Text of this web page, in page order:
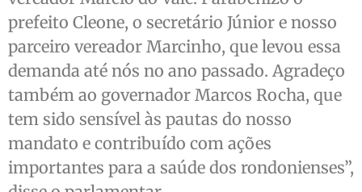
prefeito Cleone, o secretário Júnior e nosso
parceiro vereador Marcinho, que levou essa
demanda até nós no ano passado. Agradeço
também ao governador Marcos Rocha, que
tem sido sensível às pautas do nosso
mandato e contribuído com ações
importantes para a saúde dos rondonienses”,